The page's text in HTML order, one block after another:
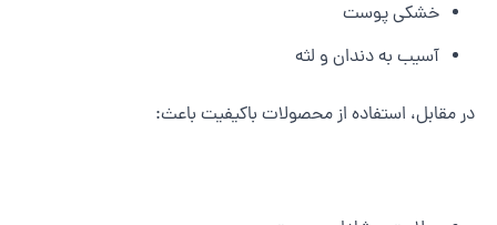
خشکی پوست
آسیب به دندان و لثه
مقابل، استفاده از محصولات باکیفیت باعث: